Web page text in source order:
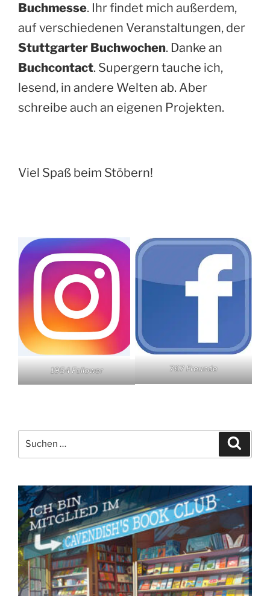
Buchmesse. Ihr findet mich außerdem,
auf verschiedenen Veranstaltungen, der
Stuttgarter Buchwochen. Danke an
Buchcontact. Supergern tauche ich,
lesend, in andere Welten ab. Aber
schreibe auch an eigenen Projekten.
Viel Spaß beim Stöbern!
1954 Follower 767 Freunde
nach: